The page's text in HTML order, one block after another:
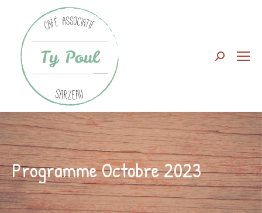
Search:
Programme Octobre 2023